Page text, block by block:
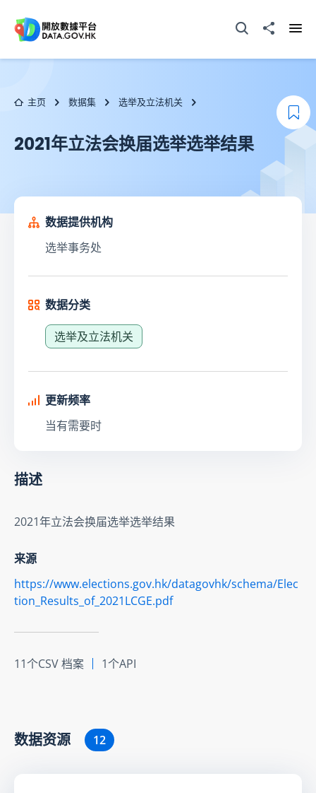
打开搜寻器分享至
主页 数据集 选举及立法机关
2021年立法会换届选举选举结果
添
数据提供机构
选举事务处
数据分类
选举及立法机关
更新频率
当有需要时
描述
2021年立法会换届选举选举结果
来源
https://www.elections.gov.hk/datagovhk/schema/Elec
tion_Results_of_2021LCGE.pdf
11个CSV 档案 1个API
数据资源 12